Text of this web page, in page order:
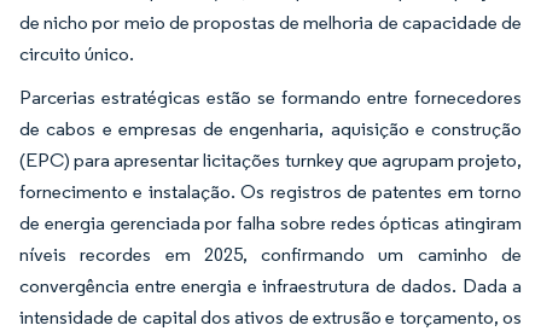
de nicho por meio de propostas de melhoria de capacidade de
circuito único.
Parcerias estratégicas estão se formando entre fornecedores
de cabos e empresas de engenharia, aquisição e construção
(EPC) para apresentar licitações turnkey que agrupam projeto,
fornecimento e instalação. Os registros de patentes em torno
de energia gerenciada por falha sobre redes ópticas atingiram
níveis recordes em 2025, confirmando um caminho de
convergência entre energia e infraestrutura de dados. Dada a
intensidade de capital dos ativos de extrusão e torçamento, os